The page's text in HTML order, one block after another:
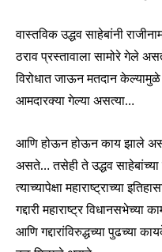
वास्तविक उद्धव साहेबांनी
ठराव प्रस्तावाला सामोरे गेले
विरोधात जाऊन मतदान
आमदारक्या गेल्या असत्या…
आणि होऊन होऊन काय झाले
असते… तसेही ते उद्धव
त्याच्यापेक्षा महाराष्ट्राच्या
गद्दारी महाराष्ट्र
आणि गद्दारांविरुद्धच्या पुढच्या